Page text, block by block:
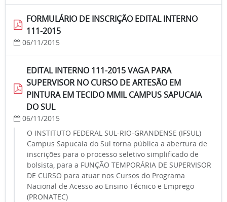
FORMULÁRIO DE INSCRIÇÃO EDITAL INTERNO
111-2015
06/11/2015
EDITAL INTERNO 111-2015 VAGA PARA
SUPERVISOR NO CURSO DE ARTESÃO EM
PINTURA EM TECIDO MMIL CAMPUS SAPUCAIA
DO SUL
06/11/2015
O INSTITUTO FEDERAL SUL-RIO-GRANDENSE (IFSUL)
Campus Sapucaia do Sul torna pública a abertura de
inscrições para o processo seletivo simplificado de
bolsista, para a FUNÇÃO TEMPORÁRIA DE SUPERVISOR
DE CURSO para atuar nos Cursos do Programa
Nacional de Acesso ao Ensino Técnico e Emprego
(PRONATEC)